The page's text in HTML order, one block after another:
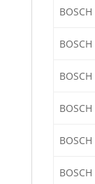
BOSCH
BOSCH
BOSCH
BOSCH
BOSCH
BOSCH